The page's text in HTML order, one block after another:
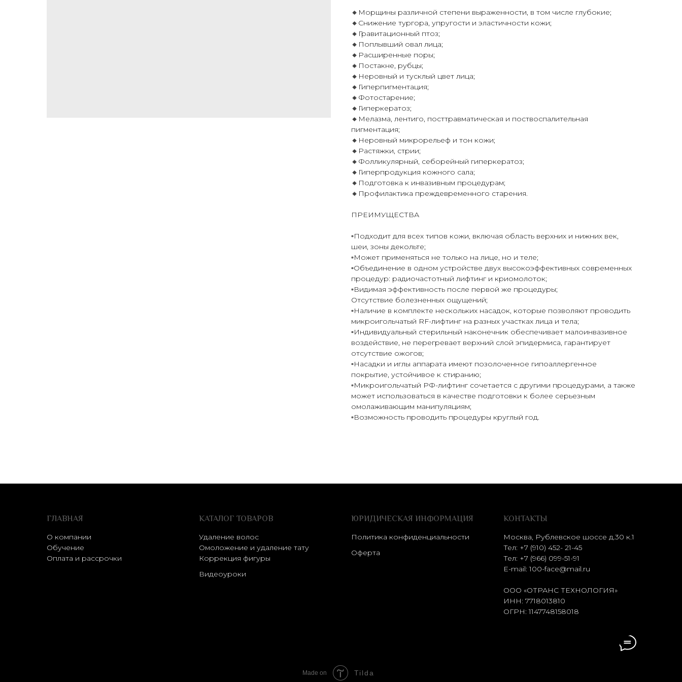
🔸Морщины различной степени выраженности, в том числе глубокие;
🔸Снижение тургора, упругости и эластичности кожи;
🔸Гравитационный птоз;
🔸Поплывший овал лица;
🔸Расширенные поры;
🔸Постакне, рубцы;
🔸Неровный и тусклый цвет лица;
🔸Гиперпигментация;
🔸Фотостарение;
🔸Гиперкератоз;
🔸Мелазма, лентиго, посттравматическая и поствоспалительная
пигментация;
🔸Неровный микрорельеф и тон кожи;
🔸Растяжки, стрии;
🔸Фолликулярный, себорейный гиперкератоз;
🔸Гиперпродукция кожного сала;
🔸Подготовка к инвазивным процедурам;
🔸Профилактика преждевременного старения.
ПРЕИМУЩЕСТВА
▫️Подходит для всех типов кожи, включая область верхних и нижних век,
шеи, зоны декольте;
▫️Может применяться не только на лице, но и теле;
▫️Объединение в одном устройстве двух высокоэффективных современных
процедур: радиочастотный лифтинг и криомолоток;
▫️Видимая эффективность после первой же процедуры;
Отсутствие болезненных ощущений;
▫️Наличие в комплекте нескольких насадок, которые позволяют проводить
микроигольчатый RF-лифтинг на разных участках лица и тела;
▫️Индивидуальный стерильный наконечник обеспечивает малоинвазивное
воздействие, не перегревает верхний слой эпидермиса, гарантирует
отсутствие ожогов;
▫️Насадки и иглы аппарата имеют позолоченное гипоаллергенное
покрытие, устойчивое к стиранию;
▫️Микроигольчатый РФ-лифтинг сочетается с другими процедурами, а также
может использоваться в качестве подготовки к более серьезным
омолаживающим манипуляциям;
▫️Возможность проводить процедуры круглый год.
ГЛАВНАЯ
О компании
Обучение
Оплата и рассрочки
КАТАЛОГ ТОВАРОВ
Удаление волос
Омоложение и удаление тату
Коррекция фигуры
Видеоуроки
ЮРИДИЧЕСКАЯ ИНФОРМАЦИЯ
Политика конфиденциальности
Оферта
КОНТАКТЫ
Москва, Рублевское шоссе д.30 к.1
Тел: +7 (910) 452- 21-45
Тел: +7 (966) 099-51-91
E-mail:100-face@mail.ru
ООО «ОТРАНС ТЕХНОЛОГИЯ»
ИНН: 7718013810
ОГРН: 1147748158018
Made on Tilda